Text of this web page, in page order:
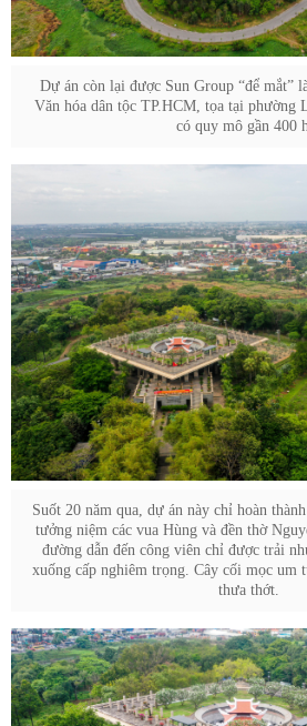
Dự án còn lại được Sun Group “để mắt”
Văn hóa dân tộc TP.HCM, tọa tại phường
có quy mô gần 400
Suốt 20 năm qua, dự án này chỉ hoàn
tưởng niệm các vua Hùng và đền thờ
đường dẫn đến công viên chỉ được trải
xuống cấp nghiêm trọng. Cây cối mọc um
thưa thớt.